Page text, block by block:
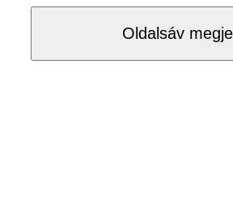
Oldalsáv